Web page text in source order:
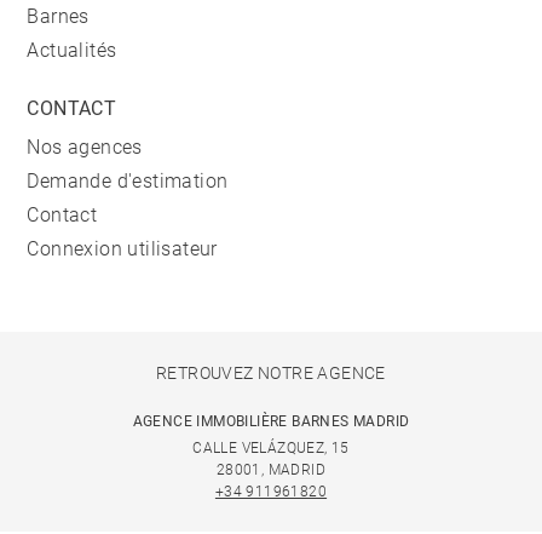
Barnes
Actualités
CONTACT
Nos agences
Demande d'estimation
Contact
Connexion utilisateur
RETROUVEZ NOTRE AGENCE
AGENCE IMMOBILIÈRE BARNES MADRID
CALLE VELÁZQUEZ, 15
28001, MADRID
+34 911961820